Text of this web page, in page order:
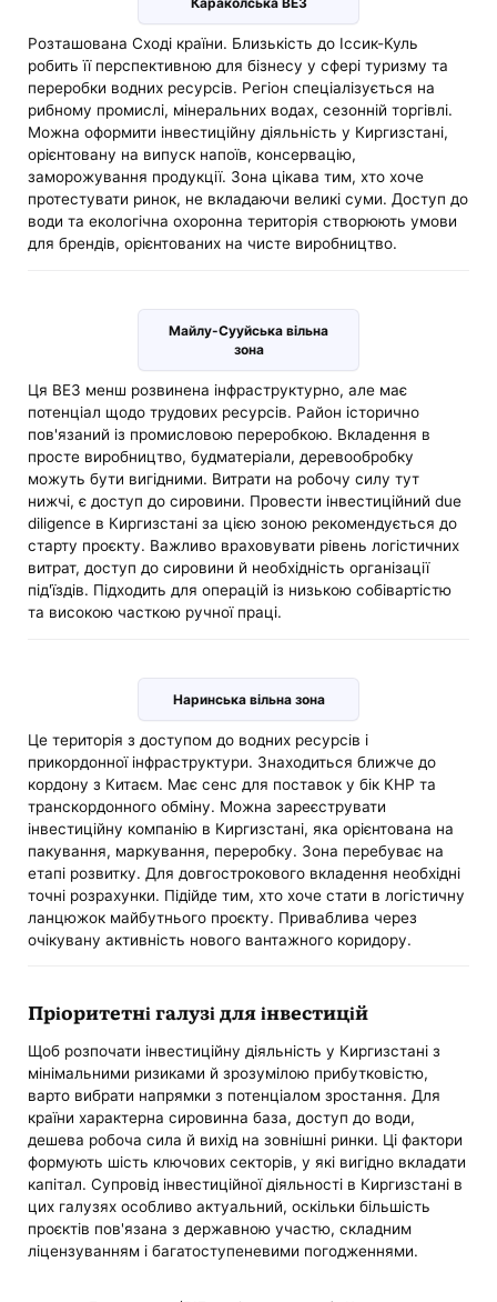
Розташована Сході країни. Близькість до Іссик-Куль
робить її перспективною для бізнесу у сфері туризму та
переробки водних ресурсів. Регіон спеціалізується на
рибному промислі, мінеральних водах, сезонній торгівлі.
Можна оформити інвестиційну діяльність у Киргизстані,
орієнтовану на випуск напоїв, консервацію,
заморожування продукції. Зона цікава тим, хто хоче
протестувати ринок, не вкладаючи великі суми. Доступ до
води та екологічна охоронна територія створюють умови
для брендів, орієнтованих на чисте виробництво.
Майлу-Сууйська вільна
зона
Ця ВЕЗ менш розвинена інфраструктурно, але має
потенціал щодо трудових ресурсів. Район історично
пов'язаний із промисловою переробкою. Вкладення в
просте виробництво, будматеріали, деревообробку
можуть бути вигідними. Витрати на робочу силу тут
нижчі, є доступ до сировини. Провести інвестиційний due
diligence в Киргизстані за цією зоною рекомендується до
старту проєкту. Важливо враховувати рівень логістичних
витрат, доступ до сировини й необхідність організації
під'їздів. Підходить для операцій із низькою собівартістю
та високою часткою ручної праці.
Наринська вільна зона
Це територія з доступом до водних ресурсів і
прикордонної інфраструктури. Знаходиться ближче до
кордону з Китаєм. Має сенс для поставок у бік КНР та
транскордонного обміну. Можна зареєструвати
інвестиційну компанію в Киргизстані, яка орієнтована на
пакування, маркування, переробку. Зона перебуває на
етапі розвитку. Для довгострокового вкладення необхідні
точні розрахунки. Підійде тим, хто хоче стати в логістичну
ланцюжок майбутнього проєкту. Приваблива через
очікувану активність нового вантажного коридору.
Пріоритетні галузі для інвестицій
Щоб розпочати інвестиційну діяльність у Киргизстані з
мінімальними ризиками й зрозумілою прибутковістю,
варто вибрати напрямки з потенціалом зростання. Для
країни характерна сировинна база, доступ до води,
дешева робоча сила й вихід на зовнішні ринки. Ці фактори
формують шість ключових секторів, у які вигідно вкладати
капітал. Супровід інвестиційної діяльності в Киргизстані в
цих галузях особливо актуальний, оскільки більшість
проєктів пов'язана з державною участю, складним
ліцензуванням і багатоступеневими погодженнями.